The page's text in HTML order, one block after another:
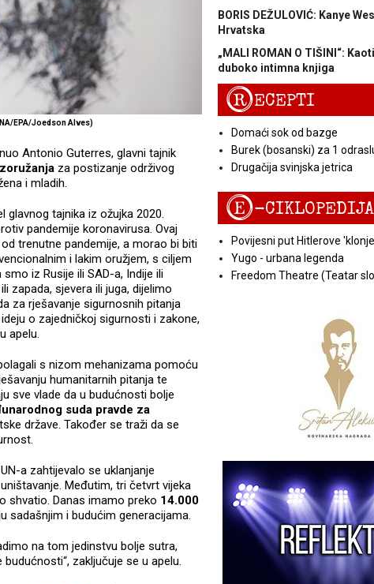
EPA/Joedson Alves)
Antonio Guterres, glavni tajnik
za postizanje održivog
i mladih.
glavnog tajnika iz ožujka 2020.
pandemije koronavirusa. Ovaj
trenutne pandemije, a morao bi biti
i lakim oružjem, s ciljem
iz Rusije ili SAD-a, Indije ili
zapada, sjevera ili juga, dijelimo
za rješavanje sigurnosnih pitanja
o zajedničkoj sigurnosti i zakone,
apelu.
s nizom mehanizama pomoću
humanitarnih pitanja te
sve vlade da u budućnosti bolje
suda pravde za
države. Također se traži da se
a zahtijevalo se uklanjanje
Međutim, tri četvrt vijeka
shvatio. Danas imamo preko 14.000
sadašnjim i budućim generacijama.
na tom jedinstvu bolje sutra,
zaključuje se u apelu.
BORIS DEŽULOVIĆ: Kanye
Hrvatska
„MALI ROMAN O TIŠINI“:
duboko intimna knjiga
RECEPTI
Domaći sok od bazge
Burek (bosanski) za 1
Drugačija svinjska jetrica
E-CIKLOPEDIJA
Povijesni put Hitlerove
Yugo - urbana legenda
Freedom Theatre (Teatar